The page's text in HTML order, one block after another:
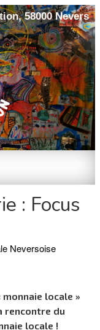
58000 Nevers
: Focus
Neversoise
locale »
rencontre du
locale !